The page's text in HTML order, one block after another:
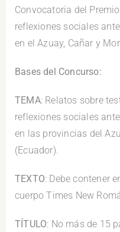
Convocatoria del
reflexiones sociales
en el Azuay, Cañar y
Bases del Concurso:
TEMA: Relatos sobre
reflexiones sociales
en las provincias del
(Ecuador).
TEXTO: Debe contener
cuerpo Times New
TÍTULO: No más de 15